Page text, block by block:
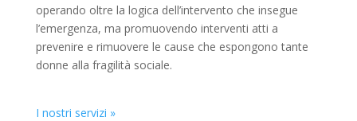
operando oltre la logica dell’intervento che insegue
l’emergenza, ma promuovendo interventi atti a
prevenire e rimuovere le cause che espongono tante
donne alla fragilità sociale.
I nostri servizi »